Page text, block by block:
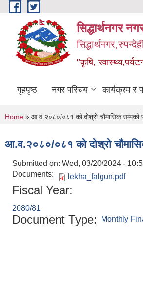
Skip to main content
सिद्धार्थनगर
"कृषि,
गृहपृष्ठ नगर परिचय कार्यक्रम र
You are here
Home » आ.व.२०८०/०८१ को दोश्रो चौमासिक सम्मको
आ.व.२०८०/०८१ को दोश्रो
Submitted on: Wed, 03/20/2024 -
Documents:
lekha_falgun.pdf
Fiscal Year:
2080/81
Document Type: Monthly